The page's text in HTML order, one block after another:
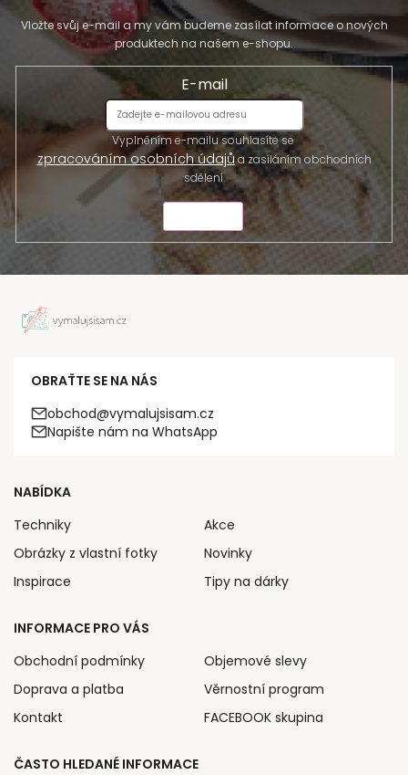
Vložte svůj e-mail a my vám budeme zasílat informace o nových
produktech na našem e-shopu.
E-mail
Vyplněním e-mailu souhlasíte se
zpracováním osobních údajůa zasíláním obchodních
sdělení.
OBRAŤTE SE NA NÁS
obchod@vymalujsisam.cz
Napište nám na WhatsApp
NABÍDKA
Techniky
Obrázky z vlastní fotky
Inspirace
Akce
Novinky
Tipy na dárky
INFORMACE PRO VÁS
Obchodní podmínky
Doprava a platba
Kontakt
Objemové slevy
Věrnostní program
FACEBOOK skupina
ČASTO HLEDANÉ INFORMACE